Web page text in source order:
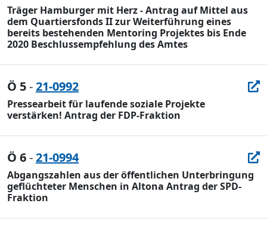
Träger Hamburger mit Herz - Antrag auf Mittel aus
dem Quartiersfonds II zur Weiterführung eines
bereits bestehenden Mentoring Projektes bis Ende
2020 Beschlussempfehlung des Amtes
Ö 5-21-0992
Pressearbeit für laufende soziale Projekte
verstärken! Antrag der FDP-Fraktion
Ö 6-21-0994
Abgangszahlen aus der öffentlichen Unterbringung
geflüchteter Menschen in Altona Antrag der SPD-
Fraktion